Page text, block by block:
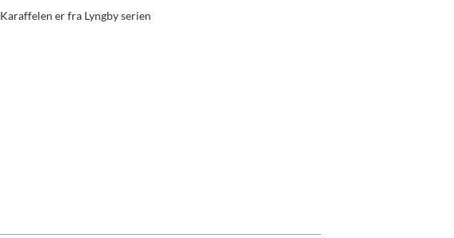
Karaffelen er fra Lyngby serien